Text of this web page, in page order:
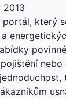
2013
který